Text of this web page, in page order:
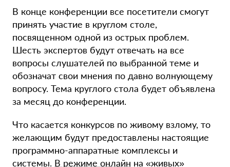
В конце конференции все посетители смогут
принять участие в круглом столе,
посвященном одной из острых проблем.
Шесть экспертов будут отвечать на все
вопросы слушателей по выбранной теме и
обозначат свои мнения по давно волнующему
вопросу. Тема круглого стола будет объявлена
за месяц до конференции.
Что касается конкурсов по живому взлому, то
желающим будут предоставлены настоящие
программно-аппаратные комплексы и
системы. В режиме онлайн на «живых»